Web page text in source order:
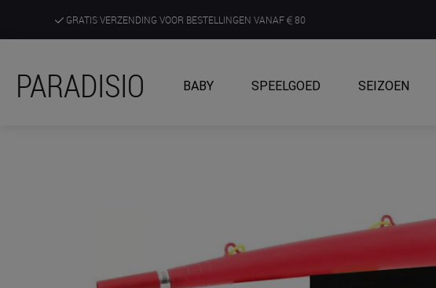
GRATIS VERZENDING VOOR BESTELLINGEN VANAF 80
ONTDEK, BELEEF EN KRIJG ADVIES IN ONZE WINKELS
PARADISIO BABY SPEELGOED SEIZOEN